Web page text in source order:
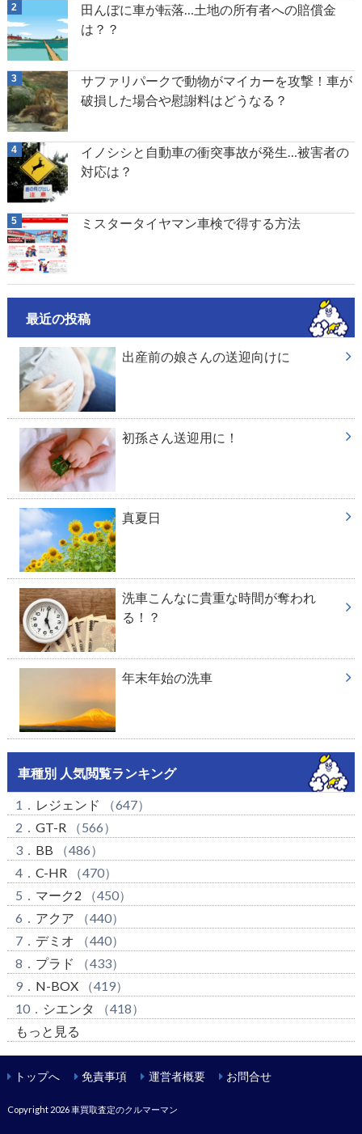
田んぼに車が転落…土地の所有者への賠償金
は？？
サファリパークで動物がマイカーを攻撃！車が
破損した場合や慰謝料はどうなる？
イノシシと自動車の衝突事故が発生…被害者の
対応は？
ミスタータイヤマン車検で得する方法
最近の投稿
出産前の娘さんの送迎向けに
初孫さん送迎用に！
真夏日
洗車こんなに貴重な時間が奪われ
る！？
年末年始の洗車
車種別 人気閲覧ランキング
1． レジェンド
（647）
2． GT-R（566）
3． BB （486）
4． C-HR（470）
5． マーク2 （450）
6． アクア （440）
7． デミオ （440）
8． プラド
（433）
9． N-BOX（419）
10． シエンタ
（418）
もっと見る
トップへ 免責事項 運営者概要 お問合せ
Copyright 2026車買取査定のクルマーマン